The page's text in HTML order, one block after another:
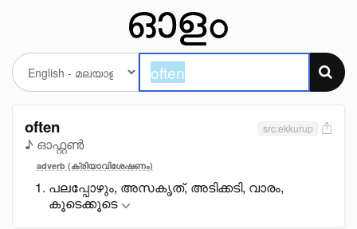
often
♪ ഓഫ്റ്റൺ
src:ekkurup
adverb (ക്രിയാവിശേഷണം)
പലപ്പോഴും, അസകൃത്, അടിക്കടി, വാരം,
കൂടെക്കൂടെ